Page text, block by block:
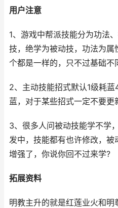
用户注意
1、游戏中帮派技能分为功法
技，绝学为被动技，功法为
个都是一样的，只不过基础不
2、主动技能招式默认1级耗
蓝，对于某些招式一定不要更
3、很多人问被动技能学不学
发中，技能都有也许修改，
增强了，你说你回不过来学?
拓展资料
明教主升的就是红莲业火和